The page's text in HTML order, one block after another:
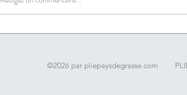
©2026 par pliepaysdegrasse.com